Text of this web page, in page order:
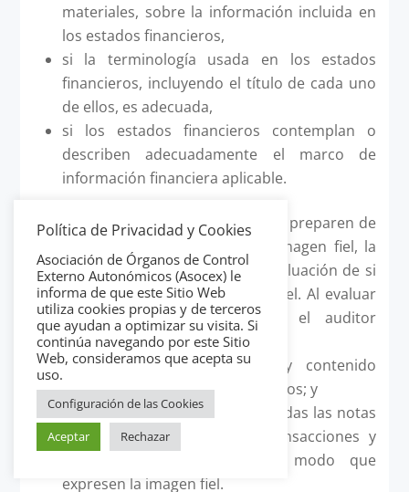
materiales, sobre la información incluida en
los estados financieros,
si la terminología usada en los estados
financieros, incluyendo el título de cada uno
de ellos, es adecuada,
si los estados financieros contemplan o
describen adecuadamente el marco de
información financiera aplicable.
Cuando los estados financieros se preparen de
conformidad con un marco de imagen fiel, la
conclusión incluirá también la evaluación de si
los mismos expresan la imagen fiel. Al evaluar
si tales estados la expresan, el auditor
considerará:
la presentación, estructura y contenido
globales de los estados financieros; y
si los estados financieros, incluidas las notas
explicativas, presentan las transacciones y
los hechos subyacentes de modo que
expresen la imagen fiel.
Política de Privacidad y Cookies
Asociación de Órganos de Control
Externo Autonómicos (Asocex) le
informa de que este Sitio Web
utiliza cookies propias y de terceros
que ayudan a optimizar su visita. Si
continúa navegando por este Sitio
Web, consideramos que acepta su
uso.
Configuración de las Cookies
Aceptar
Rechazar